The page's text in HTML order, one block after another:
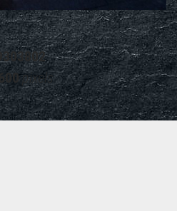
pixels